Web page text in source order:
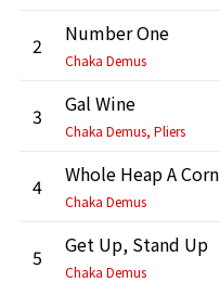
2 Number One
Chaka Demus
3 Gal Wine
Chaka Demus, Pliers
4 Whole Heap A Corn
Chaka Demus
5 Get Up, Stand Up
Chaka Demus